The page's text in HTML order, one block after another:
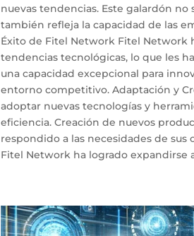
nuevas tendencias. Este galardón
también refleja la capacidad de las
Éxito de Fitel Network Fitel Network
tendencias tecnológicas, lo que les
una capacidad excepcional para
entorno competitivo. Adaptación y
adoptar nuevas tecnologías y
eficiencia. Creación de nuevos
respondido a las necesidades de
Fitel Network ha logrado expandirse